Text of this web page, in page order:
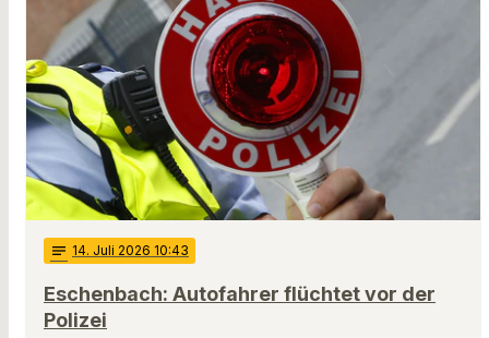
notes 14. Juli 2026 10:43
Eschenbach: Autofahrer flüchtet vor der
Polizei